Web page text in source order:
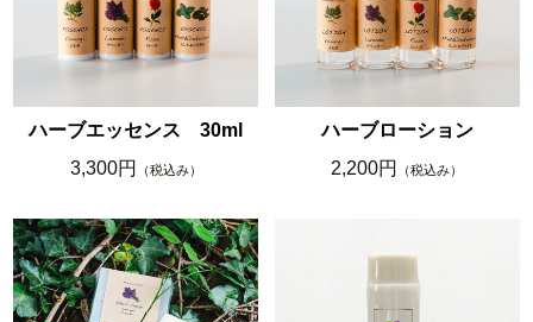
ハーブエッセンス 30ml
3,300円
（税込み）
ハーブローション
2,200円
（税込み）